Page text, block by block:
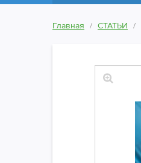
Главная СТАТЬИ